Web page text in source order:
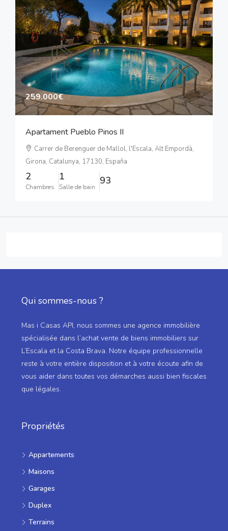
259.000€
Apartament Pueblo Pinos II
Carrer de Berenguer de Mallol, l'Escala, Alt Empordà,
Girona, Catalunya, 17130, España
2
Chambres
1
Salle de bain
93
Qui sommes-nous ?
Mas i Casas API, nous sommes une agence immobilière
spécialisée dans l’achat vente de biens immobiliers sur
L’Escala et la Costa Brava. Notre équipe professionnelle
reste à votre entière disposition et à votre écoute afin de
vous aider dans toutes vos démarches aussi bien fiscales
que légales.
Propriétés
Appartements
Maisons
Garages
Duplex
Terrains